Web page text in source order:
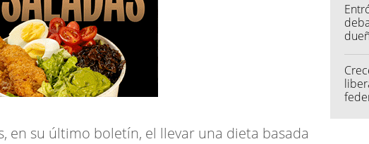
en su último boletín, el llevar una dieta basada